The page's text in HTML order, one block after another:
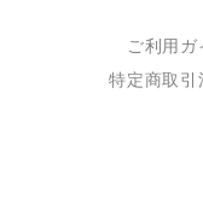
ご利用ガ
特定商取